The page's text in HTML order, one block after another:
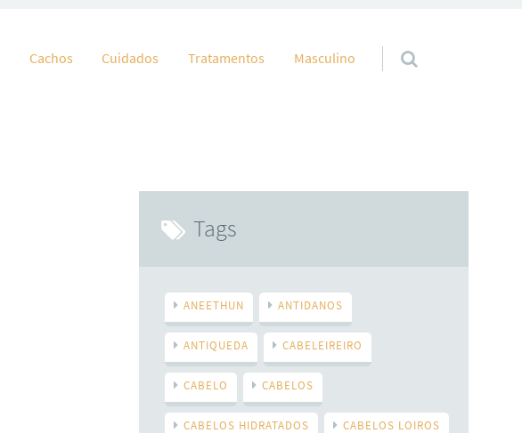
Cachos Cuidados Tratamentos Masculino
Tags
ANEETHUN ANTIDANOS
ANTIQUEDA CABELEIREIRO
CABELO CABELOS
CABELOS HIDRATADOS CABELOS LOIROS